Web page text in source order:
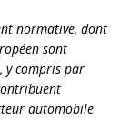
normative, dont
sont
y compris par
automobile